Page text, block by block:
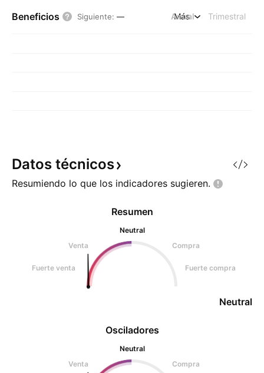
Beneficios Siguiente: — Anual Trimestral
Más
Datos técnicos
Resumiendo lo que los indicadores sugieren.
Osciladores
Neutral
Venta
Compra
Resumen
Neutral
Venta
Compra
Fuerte venta Fuerte compra
Neutral